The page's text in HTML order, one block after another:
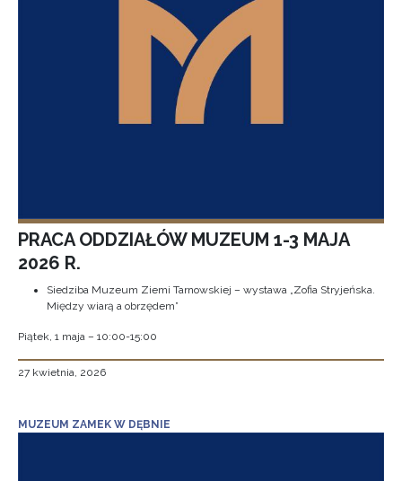
PRACA ODDZIAŁÓW MUZEUM 1-3 MAJA
2026 R.
Siedziba Muzeum Ziemi Tarnowskiej – wystawa „Zofia Stryjeńska.
Między wiarą a obrzędem”
Piątek, 1 maja – 10:00-15:00
27 kwietnia, 2026
MUZEUM ZAMEK W DĘBNIE